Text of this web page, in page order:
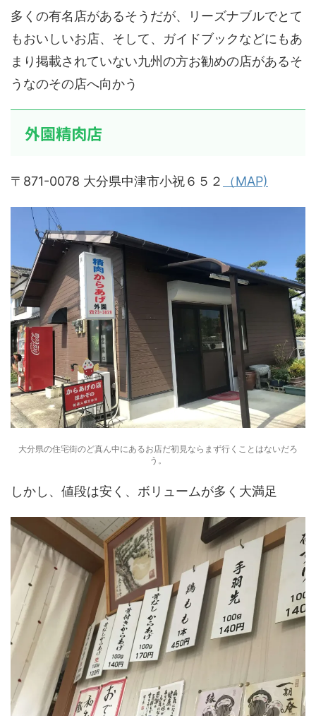
多くの有名店があるそうだが、リーズナブルでとて
もおいしいお店、そして、ガイドブックなどにもあ
まり掲載されていない九州の方お勧めの店があるそ
うなのその店へ向かう
外園精肉店
〒871-0078 大分県中津市小祝６５２ （MAP)
大分県の住宅街のど真ん中にあるお店だ初見ならまず行くことはないだろ
う。
しかし、値段は安く、ボリュームが多く大満足